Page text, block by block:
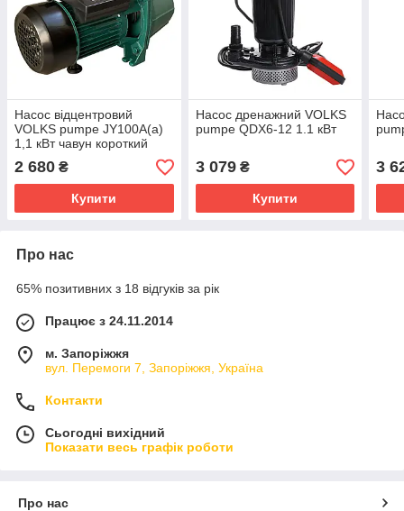
Насос відцентровий
VOLKS pumpe JY100A(a)
1,1 кВт чавун короткий
2 680 ₴
Купити
Насос дренажний VOLKS
pumpe QDX6-12 1.1 кВт
3 079₴
Купити
3
Про нас
65% позитивних з 18 відгуків за рік
Працює з 24.11.2014
м. Запоріжжя
вул. Перемоги 7, Запоріжжя, Україна
Контакти
Сьогодні вихідний
Показати весь графік роботи
Про нас